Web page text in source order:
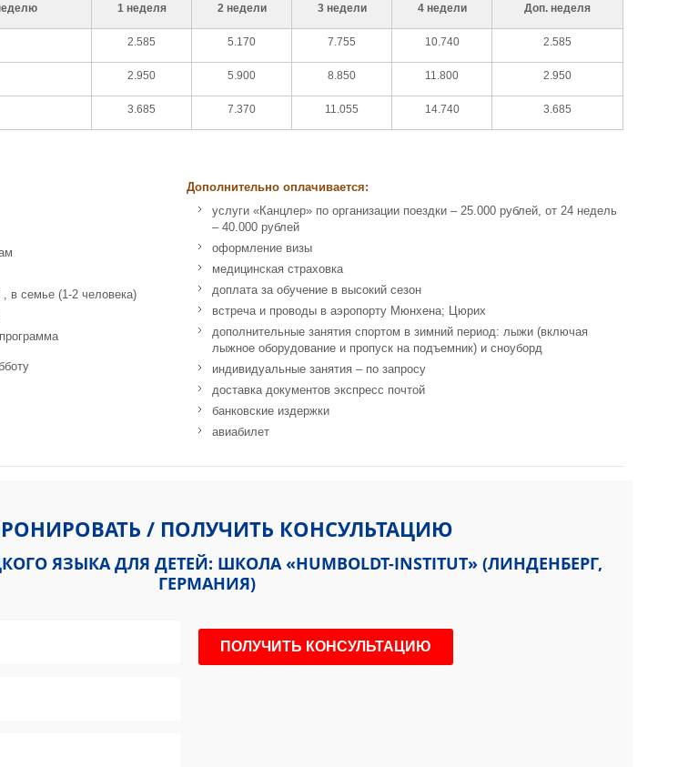
1 неделя 2 недели 3 недели 4 недели Доп. неделя
2.585 5.170 7.755 10.740 2.585
2.950 5.900 8.850 11.800 2.950
3.685 7.370 11.055 14.740 3.685
в семье (1-2 человека)
Дополнительно оплачивается:
услуги «Канцлер» по организации поездки – 25.000 рублей, от 24 недель
– 40.000 рублей
оформление визы
медицинская страховка
доплата за обучение в высокий сезон
встреча и проводы в аэропорту Мюнхена; Цюрих
дополнительные занятия спортом в зимний период: лыжи (включая
лыжное оборудование и пропуск на подъемник) и сноуборд
индивидуальные занятия – по запросу
доставка документов экспресс почтой
банковские издержки
авиабилет
/ ПОЛУЧИТЬ КОНСУЛЬТАЦИЮ
ЯЗЫКА ДЛЯ ДЕТЕЙ: ШКОЛА «HUMBOLDT-INSTITUT» (ЛИНДЕНБЕРГ,
ГЕРМАНИЯ)